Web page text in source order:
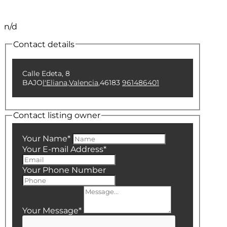
n/d
Contact details
Calle Edeta, 8
BAJOl'Eliana,Valencia,46183 961486401
Contact listing owner
Your Name*
Your E-mail Address*
Your Phone Number
Your Message*